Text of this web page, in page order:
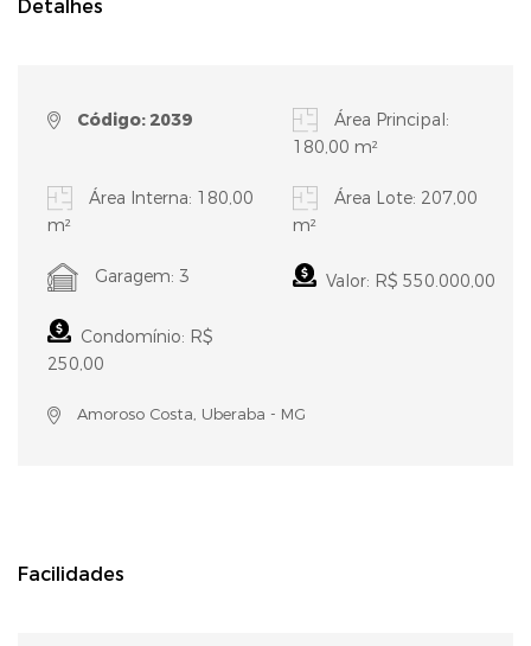
Detalhes
Código: 2039
Área Principal:
180,00 m²
Área Interna: 180,00
m²
Área Lote: 207,00
m²
Garagem: 3 Valor: R$ 550.000,00
Condomínio: R$
250,00
Amoroso Costa, Uberaba - MG
Facilidades